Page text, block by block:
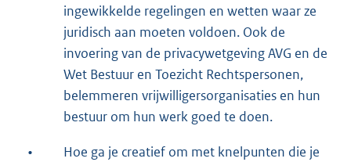
ingewikkelde regelingen en wetten waar ze
juridisch aan moeten voldoen. Ook de
invoering van de privacywetgeving AVG en de
Wet Bestuur en Toezicht Rechtspersonen,
belemmeren vrijwilligersorganisaties en hun
bestuur om hun werk goed te doen.
•
Hoe ga je creatief om met knelpunten die je